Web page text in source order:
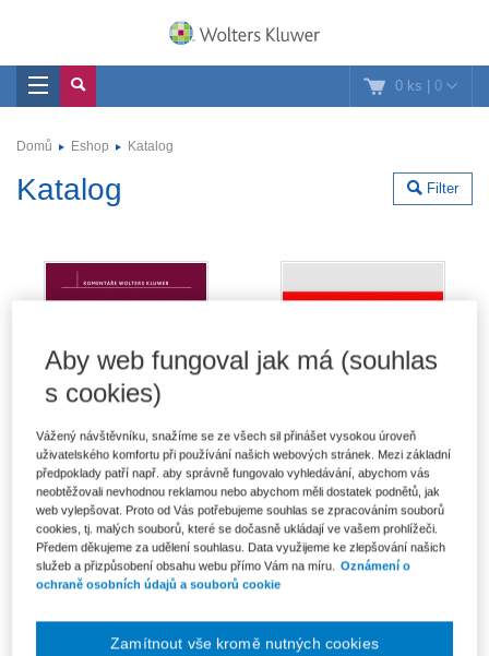
0 ks | 0
Domů Eshop Katalog
Filter
Katalog
Úmluva OSN o smlouvách o
mezinárodní koupi zboží
(CISG). Komentář
Od 874 Kč
Vademecum of International Law
Od 325 Kč
Produkty
Aby web fungoval jak má (souhlas
s cookies)
Vážený návštěvníku, snažíme se ze všech sil přinášet vysokou úroveň
uživatelského komfortu při používání našich webových stránek. Mezi základní
předpoklady patří např. aby správně fungovalo vyhledávání, abychom vás
neobtěžovali nevhodnou reklamou nebo abychom měli dostatek podnětů, jak
web vylepšovat. Proto od Vás potřebujeme souhlas se zpracováním souborů
cookies, tj. malých souborů, které se dočasně ukládají ve vašem prohlížeči.
Předem děkujeme za udělení souhlasu. Data využijeme ke zlepšování našich
služeb a přizpůsobení obsahu webu přímo Vám na míru. Oznámení o
ochraně osobních údajů a souborů cookie
Zamítnout vše kromě nutných cookies